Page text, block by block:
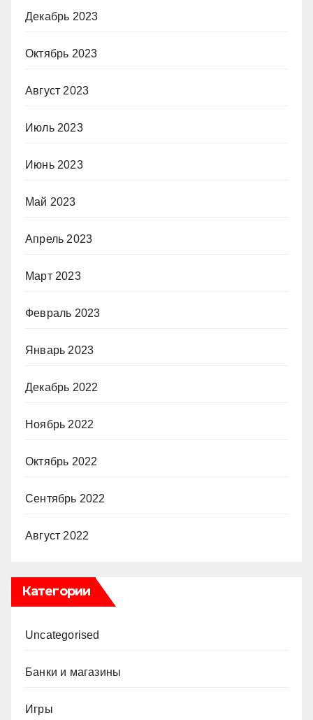
Декабрь 2023
Октябрь 2023
Август 2023
Июль 2023
Июнь 2023
Май 2023
Апрель 2023
Март 2023
Февраль 2023
Январь 2023
Декабрь 2022
Ноябрь 2022
Октябрь 2022
Сентябрь 2022
Август 2022
Категории
Uncategorised
Банки и магазины
Игры